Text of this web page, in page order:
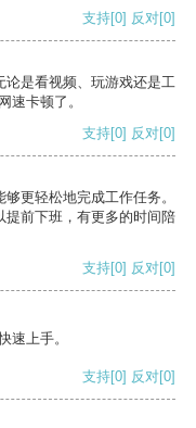
支持[0] 反对[0]
论是看视频、玩游戏还是工
速卡顿了。
支持[0] 反对[0]
更轻松地完成工作任务。
提前下班，有更多的时间陪
支持[0] 反对[0]
速上手。
支持[0] 反对[0]